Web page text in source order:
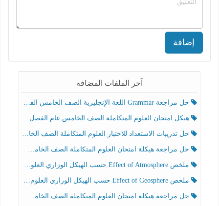
إضافة
آخر الملفات المضافة
حل مراجعة Grammar اللغة الإنجليزية الصف الخامس الفصل الثالث
هيكل امتحان العلوم المتكاملة الصف الخامس عام الفصل الدراسي الثالث 2025-2026
حل تدريبات الاستعداد للاختبار العلوم المتكاملة الصف الخامس عام الفصل الثالث
حل مراجعة هيكلة امتحان العلوم المتكاملة الصف الخامس انسبير الفصل الثالث
ملخص Effect of Atmosphere حسب الهيكل الوزاري العلوم المتكاملة الصف الخامس انسبير الفصل الثالث
ملخص Effect of Geosphere حسب الهيكل الوزاري العلوم المتكاملة الصف الخامس انسبير الفصل الثالث
حل مراجعة هيكلة امتحان العلوم المتكاملة الصف الخامس عام الفصل الثالث